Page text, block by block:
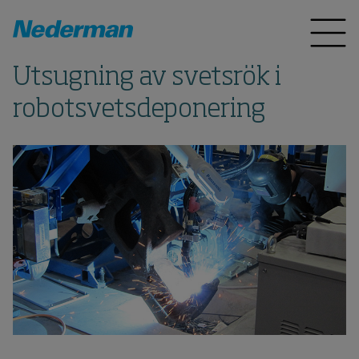
Utsugning av svetsrök i
robotsvetsdeponering